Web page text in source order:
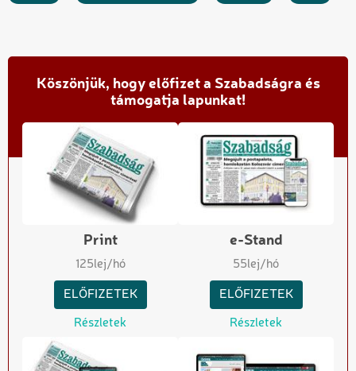
Köszönjük, hogy előfizet a Szabadságra és
támogatja lapunkat!
Print
125lej/hó
ELŐFIZETEK
Részletek
e-Stand
55lej/hó
ELŐFIZETEK
Részletek